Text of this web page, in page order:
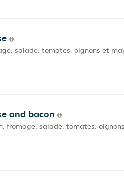
salade, tomates, oignons et
and bacon
fromage, salade, tomates,